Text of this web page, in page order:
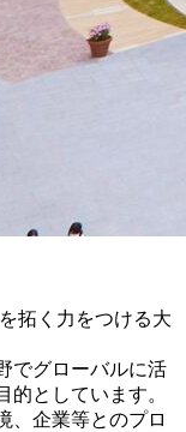
拓く力をつける大
でグローバルに活
的としています。
、企業等とのプロ